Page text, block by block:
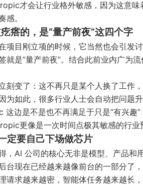
才会让行业格外敏感，因为这意
感。
瘩的，是“量产前夜”这四个字
项目刚立项的时候，它当然也会引发
就是“量产前夜”。结合此前业内广为
刻变了：这不再只是某个人换了工作
为如此，很多行业人士会自动把问题
边是不是也不再满足于只是“有兴趣
更像是一次时间点极其敏感的行
定要自己下场做芯片
，AI 公司的核心无非是模型、产品
台现在已经越来越像前台的一部分了
请求越来越密，智能体任务越来越长